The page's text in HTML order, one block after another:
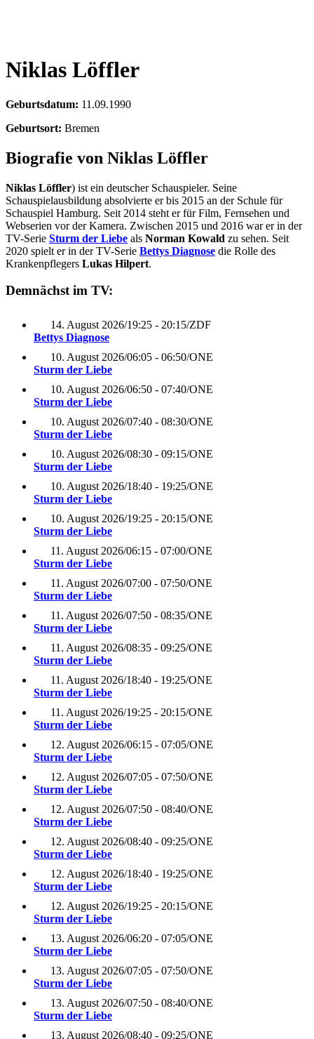
Niklas Löffler
Geburtsdatum: 11.09.1990
Geburtsort: Bremen
Biografie von Niklas Löffler
Niklas Löffler) ist ein deutscher Schauspieler. Seine
Schauspielausbildung absolvierte er bis 2015 an der Schule für
Schauspiel Hamburg. Seit 2014 steht er für Film, Fernsehen und
Webserien vor der Kamera. Zwischen 2015 und 2016 war er in der
TV-Serie Sturm der Liebe als Norman Kowald zu sehen. Seit
2020 spielt er in der TV-Serie Bettys Diagnose die Rolle des
Krankenpflegers Lukas Hilpert.
Demnächst im TV:
14. August 2026/19:25 - 20:15/ZDF
Bettys Diagnose
10. August 2026/06:05 - 06:50/ONE
Sturm der Liebe
10. August 2026/06:50 - 07:40/ONE
Sturm der Liebe
10. August 2026/07:40 - 08:30/ONE
Sturm der Liebe
10. August 2026/08:30 - 09:15/ONE
Sturm der Liebe
10. August 2026/18:40 - 19:25/ONE
Sturm der Liebe
10. August 2026/19:25 - 20:15/ONE
Sturm der Liebe
11. August 2026/06:15 - 07:00/ONE
Sturm der Liebe
11. August 2026/07:00 - 07:50/ONE
Sturm der Liebe
11. August 2026/07:50 - 08:35/ONE
Sturm der Liebe
11. August 2026/08:35 - 09:25/ONE
Sturm der Liebe
11. August 2026/18:40 - 19:25/ONE
Sturm der Liebe
11. August 2026/19:25 - 20:15/ONE
Sturm der Liebe
12. August 2026/06:15 - 07:05/ONE
Sturm der Liebe
12. August 2026/07:05 - 07:50/ONE
Sturm der Liebe
12. August 2026/07:50 - 08:40/ONE
Sturm der Liebe
12. August 2026/08:40 - 09:25/ONE
Sturm der Liebe
12. August 2026/18:40 - 19:25/ONE
Sturm der Liebe
12. August 2026/19:25 - 20:15/ONE
Sturm der Liebe
13. August 2026/06:20 - 07:05/ONE
Sturm der Liebe
13. August 2026/07:05 - 07:50/ONE
Sturm der Liebe
13. August 2026/07:50 - 08:40/ONE
Sturm der Liebe
13. August 2026/08:40 - 09:25/ONE